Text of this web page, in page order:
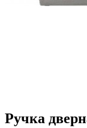
Ручка